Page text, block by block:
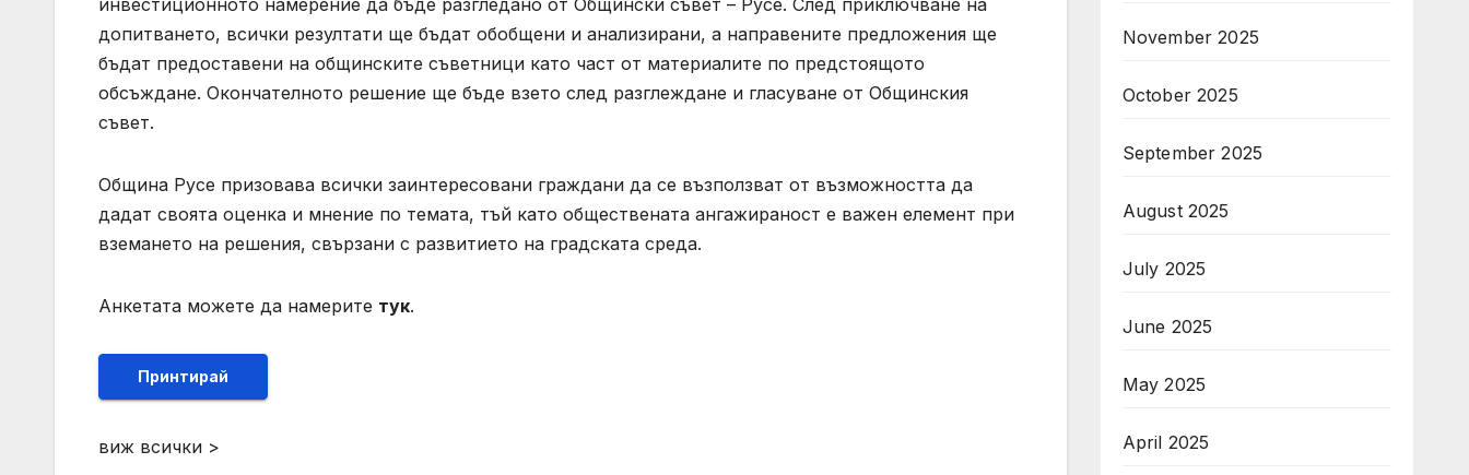
инвестиционното намерение да бъде разгледано от Общински съвет – Русе. След приключване на
допитването, всички резултати ще бъдат обобщени и анализирани, а направените предложения ще
бъдат предоставени на общинските съветници като част от материалите по предстоящото
обсъждане. Окончателното решение ще бъде взето след разглеждане и гласуване от Общинския
съвет.
Община Русе призовава всички заинтересовани граждани да се възползват от възможността да
дадат своята оценка и мнение по темата, тъй като обществената ангажираност е важен елемент при
вземането на решения, свързани с развитието на градската среда.
Анкетата можете да намерите тук.
Принтирай
виж всички >
November 2025
October 2025
September 2025
August 2025
July 2025
June 2025
May 2025
April 2025